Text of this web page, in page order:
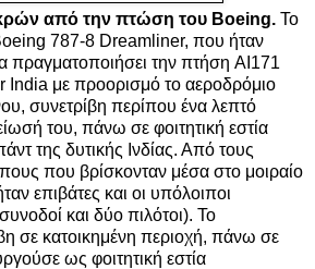
από την πτώση του Boeing. Το
787-8 Dreamliner, που ήταν
πραγματοποιήσει την πτήση AI171
με προορισμό το αεροδρόμιο
συνετρίβη περίπου ένα λεπτό
του, πάνω σε φοιτητική εστία
της δυτικής Ινδίας. Από τους
που βρίσκονταν μέσα στο μοιραίο
επιβάτες και οι υπόλοιποι
και δύο πιλότοι). Το
σε κατοικημένη περιοχή, πάνω σε
ως φοιτητική εστία